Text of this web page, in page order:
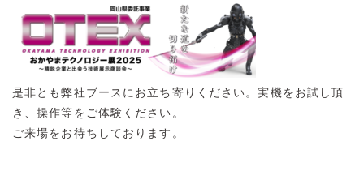
是非とも弊社ブースにお立ち寄りください。実機をお試し頂
き、操作等をご体験ください。
ご来場をお待ちしております。